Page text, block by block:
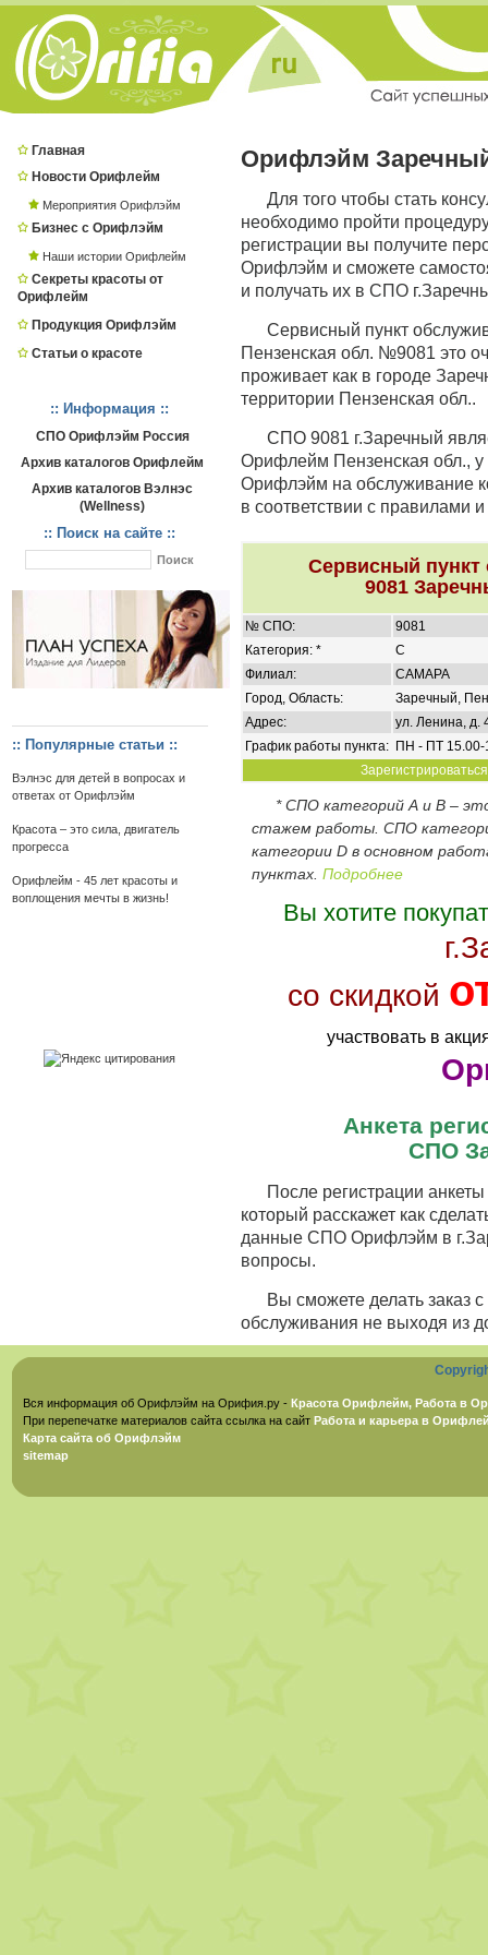
Главная
Новости Орифлейм
Мероприятия Орифлэйм
Бизнес с Орифлэйм
Наши истории Орифлейм
Секреты красоты от
Орифлейм
Продукция Орифлэйм
Статьи о красоте
:: Информация ::
СПО Орифлэйм Россия
Архив каталогов Орифлейм
Архив каталогов Вэлнэс
(Wellness)
:: Поиск на сайте ::
:: Популярные статьи ::
Вэлнэс для детей в вопросах и
ответах от Орифлэйм
Красота – это сила, двигатель
прогресса
Орифлейм - 45 лет красоты и
воплощения мечты в жизнь!
Орифлэйм
Для того чтобы стать
необходимо пройти
регистрации вы получите
Орифлэйм и сможете
и получать их в СПО
Сервисный пункт
Пензенская обл. №9081 это
проживает как в городе
территории Пензенская обл..
СПО 9081 г.Заречный
Орифлейм Пензенская обл., у
Орифлэйм на обслуживание
в соответствии с правилами
Сервисный
9081
№ СПО:
9081
Категория: *
C
Филиал:
САМАРА
Город, Область:
Заречный,
Адрес:
ул. Ленина, д.
График работы пункта: ПН - ПТ 15.00-
* СПО категорий А и В –
стажем работы. СПО
категории D в основном
пунктах. Подробнее
Вы хотите
со скидкой
участвовать в
Анкета
СПО
После регистрации
который расскажет как
данные СПО Орифлэйм в
вопросы.
Вы сможете делать заказ
обслуживания не выходя из
Вся информация об Орифлэйм на Орифия.ру - Красота Орифлейм, Работа в
При перепечатке материалов сайта ссылка на сайт Работа и карьера в
Карта сайта об Орифлэйм
sitemap